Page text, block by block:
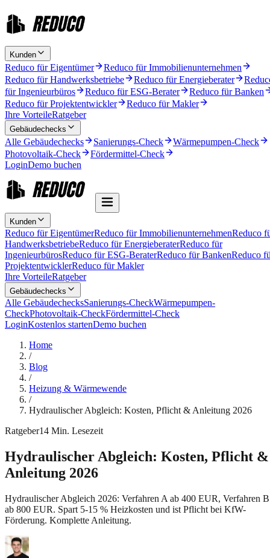
Kunden
Reduco für Eigentümer
Reduco für Immobilienunternehmen
Reduco für Handwerksbetriebe
Reduco für Energieberater
für Ingenieurbüros
Reduco für ESG-Berater
Reduco für Banken
Reduco für Projektentwickler
Reduco für Makler
Ihre VorteileRatgeber
Gebäudechecks
Alle Gebäudechecks Sanierungs-Check
Wärmepumpen-Check
Photovoltaik-Check
Fördermittel-Check
LoginDemo buchen
Kunden
Reduco für EigentümerReduco für ImmobilienunternehmenReduco
HandwerksbetriebeReduco für EnergieberaterReduco für
IngenieurbürosReduco für ESG-BeraterReduco für BankenReduco
ProjektentwicklerReduco für Makler
Ihre VorteileRatgeber
Gebäudechecks
Alle GebäudechecksSanierungs-CheckWärmepumpen-
CheckPhotovoltaik-CheckFördermittel-Check
LoginKostenlos startenDemo buchen
Home
/
Blog
/
Heizung & Wärmewende
/
Hydraulischer Abgleich: Kosten, Pflicht & Anleitung 2026
Ratgeber14 Min. Lesezeit
Hydraulischer Abgleich: Kosten, Pflicht &
Anleitung 2026
Hydraulischer Abgleich 2026: Verfahren A ab 400 EUR, Verfahren B
ab 800 EUR. Spart 5-15 % Heizkosten und ist Pflicht bei KfW-
Förderung. Komplette Anleitung.